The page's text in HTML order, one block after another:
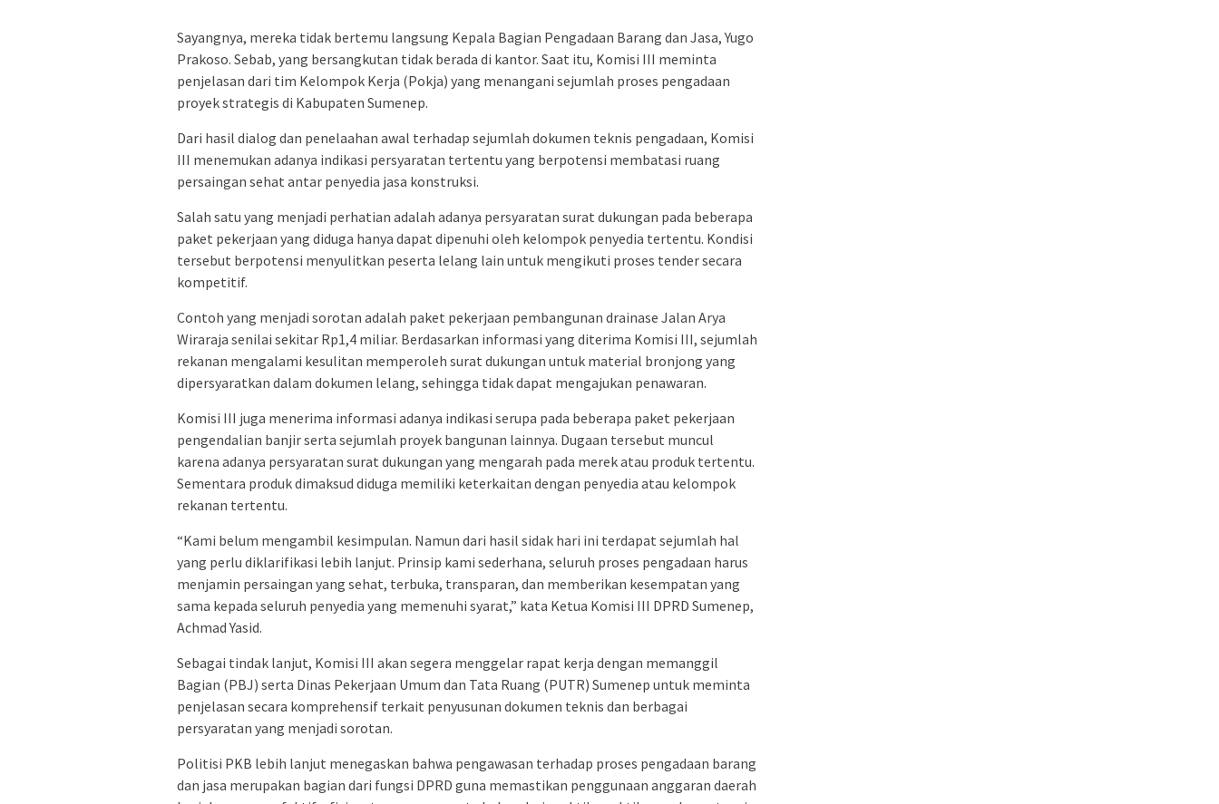
Sayangnya, mereka tidak bertemu langsung Kepala Bagian Pengadaan Barang dan Jasa, Yugo
Prakoso. Sebab, yang bersangkutan tidak berada di kantor. Saat itu, Komisi III meminta
penjelasan dari tim Kelompok Kerja (Pokja) yang menangani sejumlah proses pengadaan
proyek strategis di Kabupaten Sumenep.
Dari hasil dialog dan penelaahan awal terhadap sejumlah dokumen teknis pengadaan, Komisi
III menemukan adanya indikasi persyaratan tertentu yang berpotensi membatasi ruang
persaingan sehat antar penyedia jasa konstruksi.
Salah satu yang menjadi perhatian adalah adanya persyaratan surat dukungan pada beberapa
paket pekerjaan yang diduga hanya dapat dipenuhi oleh kelompok penyedia tertentu. Kondisi
tersebut berpotensi menyulitkan peserta lelang lain untuk mengikuti proses tender secara
kompetitif.
Contoh yang menjadi sorotan adalah paket pekerjaan pembangunan drainase Jalan Arya
Wiraraja senilai sekitar Rp1,4 miliar. Berdasarkan informasi yang diterima Komisi III, sejumlah
rekanan mengalami kesulitan memperoleh surat dukungan untuk material bronjong yang
dipersyaratkan dalam dokumen lelang, sehingga tidak dapat mengajukan penawaran.
Komisi III juga menerima informasi adanya indikasi serupa pada beberapa paket pekerjaan
pengendalian banjir serta sejumlah proyek bangunan lainnya. Dugaan tersebut muncul
karena adanya persyaratan surat dukungan yang mengarah pada merek atau produk tertentu.
Sementara produk dimaksud diduga memiliki keterkaitan dengan penyedia atau kelompok
rekanan tertentu.
“Kami belum mengambil kesimpulan. Namun dari hasil sidak hari ini terdapat sejumlah hal
yang perlu diklarifikasi lebih lanjut. Prinsip kami sederhana, seluruh proses pengadaan harus
menjamin persaingan yang sehat, terbuka, transparan, dan memberikan kesempatan yang
sama kepada seluruh penyedia yang memenuhi syarat,” kata Ketua Komisi III DPRD Sumenep,
Achmad Yasid.
Sebagai tindak lanjut, Komisi III akan segera menggelar rapat kerja dengan memanggil
Bagian (PBJ) serta Dinas Pekerjaan Umum dan Tata Ruang (PUTR) Sumenep untuk meminta
penjelasan secara komprehensif terkait penyusunan dokumen teknis dan berbagai
persyaratan yang menjadi sorotan.
Politisi PKB lebih lanjut menegaskan bahwa pengawasan terhadap proses pengadaan barang
dan jasa merupakan bagian dari fungsi DPRD guna memastikan penggunaan anggaran daerah